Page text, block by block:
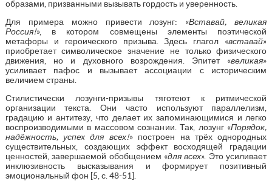
образами, призванными вызывать гордость и уверенность.
Для примера можно привести лозунг: «Вставай, великая
Россия!», в котором совмещены элементы поэтической
метафоры и героического призыва. Здесь глагол «вставай»
приобретает символическое значение не только физического
движения, но и духовного возрождения. Эпитет «великая»
усиливает пафос и вызывает ассоциации с историческим
величием страны.
Стилистически лозунги-призывы тяготеют к ритмической
организации текста. Они часто используют параллелизм,
градацию и антитезу, что делает их запоминающимися и легко
воспроизводимыми в массовом сознании. Так, лозунг «Порядок,
надёжность, успех для всех!» построен на трёх однородных
существительных, создающих эффект восходящей градации
ценностей, завершаемой обобщением «для всех». Это усиливает
инклюзивность высказывания и формирует позитивный
эмоциональный фон [5, с. 48-51].